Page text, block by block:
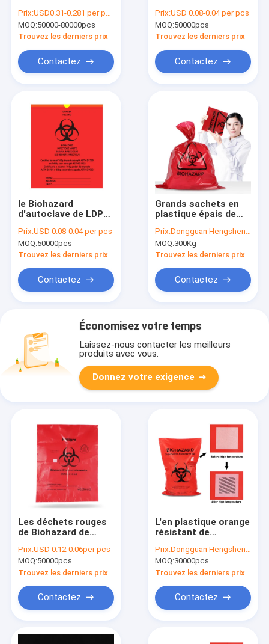
Prix:USD0.31-0.281 per pcs
MOQ:50000-80000pcs
Trouvez les derniers prix
Contactez
pour les déchets
médicaux d'hôpital
Prix:USD 0.08-0.04 per pcs
MOQ:50000pcs
Trouvez les derniers prix
Contactez
le Biohazard
d'autoclave de LDPE
85cm*65cm met en
sac le cordon Deisgn
Prix:USD 0.08-0.04 per pcs
MOQ:50000pcs
Trouvez les derniers prix
Contactez
Grands sachets en
plastique épais de
0.1mm pour le
déchet hospitalier
Prix:Dongguan Hengsheng Polybag
MOQ:300Kg
Trouvez les derniers prix
Contactez
Économisez votre temps
Laissez-nous contacter les meilleurs
produits avec vous.
Donnez votre exigence
Les déchets rouges
de Biohazard de
0.07mm mettent en
sac des normes
d'ASTM
Prix:USD 0.12-0.06per pcs
MOQ:50000pcs
Trouvez les derniers prix
Contactez
L'en plastique orange
résistant de
revêtement médical
de poubelle
Prix:Dongguan Hengsheng Polybag
MOQ:30000pcs
Trouvez les derniers prix
Contactez